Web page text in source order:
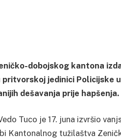
dobojskog kantona
jedinici Policijske
dešavanja prije hapšenja.
Tuco je 17. juna izvršio
Kantonalnog tužilaštva